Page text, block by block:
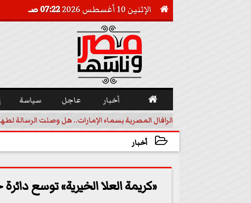
 الإثنين 10 أغسطس 2026 07:22 صـ
 أخبار عاجل سياسة
الرافال المصرية بسماء الإمارات.. هل وصلت الرسالة
أخبار
«كريمة العلا الخيرية» توسع